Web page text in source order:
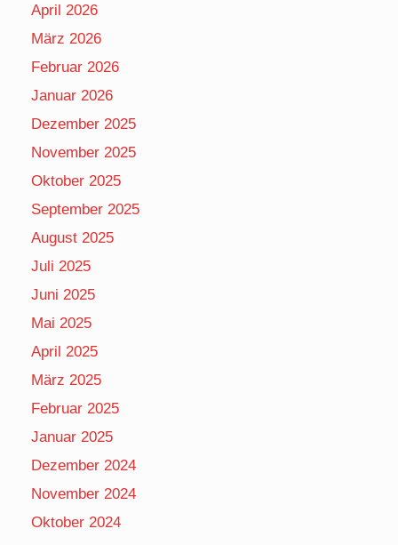
April 2026
März 2026
Februar 2026
Januar 2026
Dezember 2025
November 2025
Oktober 2025
September 2025
August 2025
Juli 2025
Juni 2025
Mai 2025
April 2025
März 2025
Februar 2025
Januar 2025
Dezember 2024
November 2024
Oktober 2024